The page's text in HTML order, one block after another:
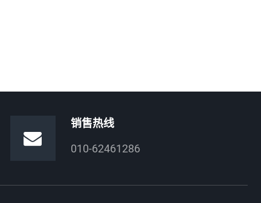
销售热线
010-62461286